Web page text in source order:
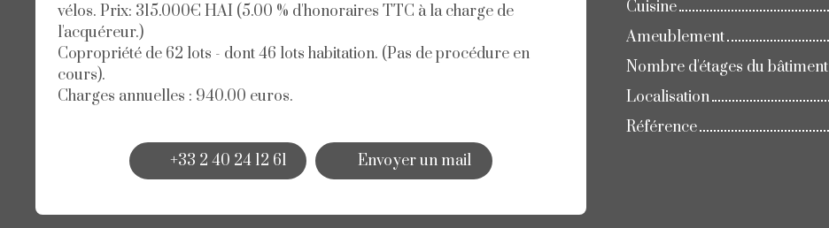
vélos. Prix: 315.000€ HAI (5.00 % d'honoraires TTC à la charge de
l'acquéreur.)
Copropriété de 62 lots - dont 46 lots habitation. (Pas de procédure en
cours).
Charges annuelles : 940.00 euros.
+33 2 40 24 12 61 Envoyer un mail
Cuisine
Ameublement
Nombre d'étages du bâtiment
Localisation
Référence